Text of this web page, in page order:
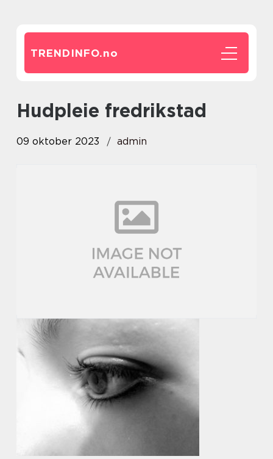
TRENDINFO.no
hudpleie fredrikstad
09 oktober 2023 admin